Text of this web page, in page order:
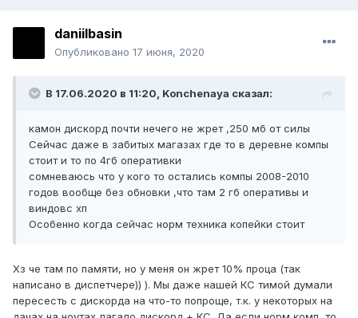
daniilbasin
Опубликовано 17 июня, 2020
В 17.06.2020 в 11:20, Konchenaуa сказал:
камон дискорд почти нечего не жрет ,250 мб от силы
Сейчас даже в забитых магазах где то в деревне компы
стоит и то по 4гб оперативки
сомневаюсь что у кого то остались компы 2008-2010
годов вообще без обновки ,что там 2 гб оперативы и
виндовс хп
Особенно когда сейчас норм техника копейки стоит
Хз че там по памяти, но у меня он жрет 10% проца (так
написано в диспетчере)) ). Мы даже нашей КС тимой думали
пересесть с дискорда на что-то попроще, т.к. у некоторых на